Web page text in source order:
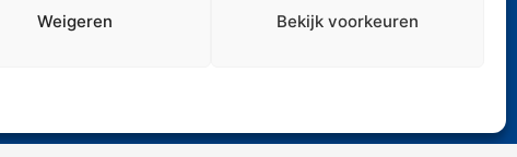
Weigeren Bekijk voorkeuren